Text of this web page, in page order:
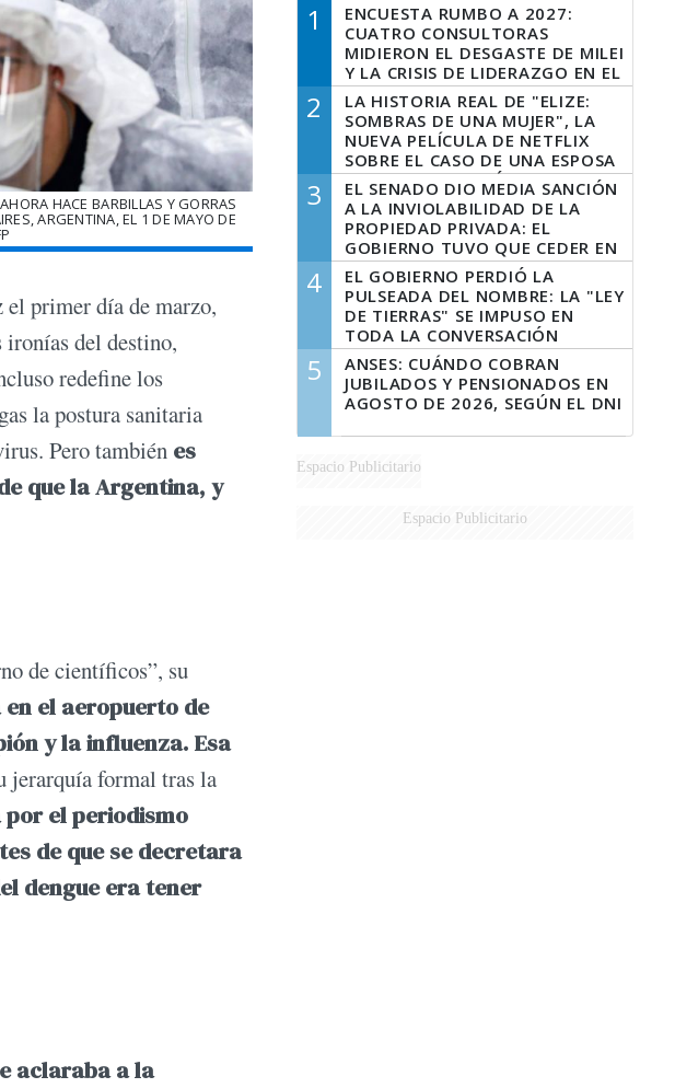
HACE BARBILLAS Y GORRAS
ARGENTINA, EL 1 DE MAYO DE
primer día de marzo,
ironías del destino,
redefine los
la postura sanitaria
Pero también es
que la Argentina, y
de científicos”, su
el aeropuerto de
y la influenza. Esa
jerarquía formal tras la
el periodismo
de que se decretara
dengue era tener
aclaraba a la
1
ENCUESTA RUMBO A 2027:
CUATRO CONSULTORAS
MIDIERON EL DESGASTE DE MILEI
Y LA CRISIS DE LIDERAZGO EN EL
PERONISMO
2
LA HISTORIA REAL DE "ELIZE:
SOMBRAS DE UNA MUJER", LA
NUEVA PELÍCULA DE NETFLIX
SOBRE EL CASO DE UNA ESPOSA
QUE DESCUARTIZÓ A SU
MARIDO
3
EL SENADO DIO MEDIA SANCIÓN
A LA INVIOLABILIDAD DE LA
PROPIEDAD PRIVADA: EL
GOBIERNO TUVO QUE CEDER EN
LA LEY DEL MANEJO DEL FUEGO
4
EL GOBIERNO PERDIÓ LA
PULSEADA DEL NOMBRE: LA "LEY
DE TIERRAS" SE IMPUSO EN
TODA LA CONVERSACIÓN
DIGITAL
5
ANSES: CUÁNDO COBRAN
JUBILADOS Y PENSIONADOS EN
AGOSTO DE 2026, SEGÚN EL DNI
Espacio Publicitario
Espacio Publicitario